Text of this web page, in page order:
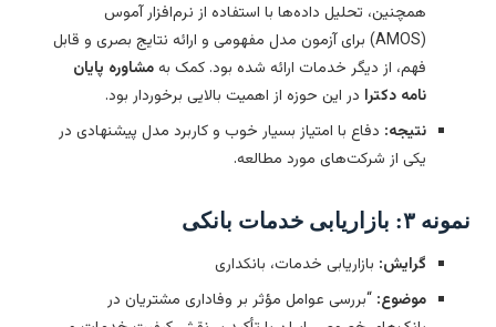
همچنین، تحلیل داده‌ها با استفاده از نرم‌افزار آموس
(AMOS) برای آزمون مدل مفهومی و ارائه نتایج بصری و قابل
فهم، از دیگر خدمات ارائه شده بود. کمک بهمشاوره پایان
نامه دکترا در این حوزه از اهمیت بالایی برخوردار بود.
نتیجه:دفاع با امتیاز بسیار خوب و کاربرد مدل پیشنهادی در
یکی از شرکت‌های مورد مطالعه.
بازاریابی خدمات بانکی
گرایش:بازاریابی خدمات، بانکداری
موضوع:“بررسی عوامل مؤثر بر وفاداری مشتریان در